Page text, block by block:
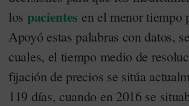
los pacientes en el menor tiempo
Apoyó estas palabras con datos,
cuales, el tiempo medio de
fijación de precios se sitúa
119 días, cuando en 2016 se